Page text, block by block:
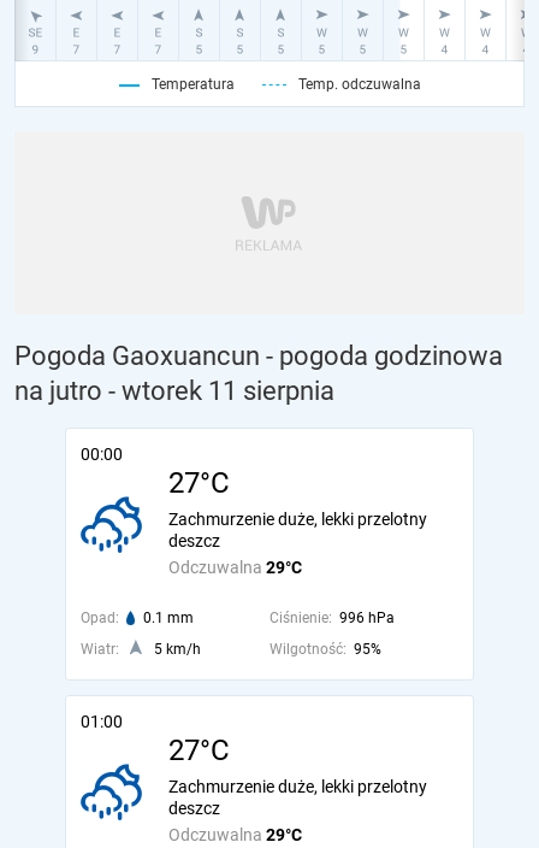
Temperatura Temp. odczuwalna
Pogoda Gaoxuancun - pogoda godzinowa
na jutro - wtorek 11 sierpnia
00:00
27°C
Odczuwalna 29°C
Zachmurzenie duże, lekki przelotny
deszcz
Opad: 0.1 mm Ciśnienie: 996 hPa
Wiatr:
5 km/h Wilgotność: 95%
01:00
27°C
Odczuwalna 29°C
Zachmurzenie duże, lekki przelotny
deszcz